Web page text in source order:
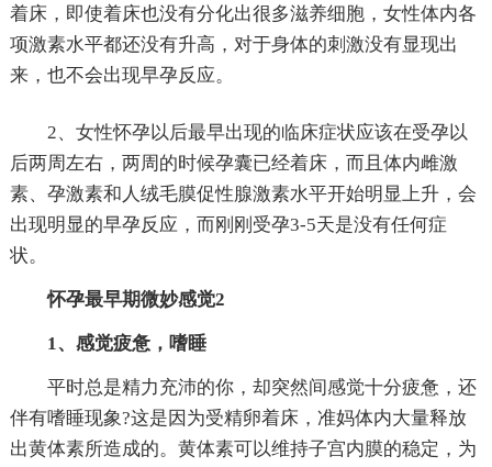
着床，即使着床也没有分化出很多滋养细胞，女性体内各
项激素水平都还没有升高，对于身体的刺激没有显现出
来，也不会出现早孕反应。
2、女性怀孕以后最早出现的临床症状应该在受孕以
后两周左右，两周的时候孕囊已经着床，而且体内雌激
素、孕激素和人绒毛膜促性腺激素水平开始明显上升，会
出现明显的早孕反应，而刚刚受孕3-5天是没有任何症
状。
怀孕最早期微妙感觉2
1、感觉疲惫，嗜睡
平时总是精力充沛的你，却突然间感觉十分疲惫，还
伴有嗜睡现象?这是因为受精卵着床，准妈体内大量释放
出黄体素所造成的。黄体素可以维持子宫内膜的稳定，为